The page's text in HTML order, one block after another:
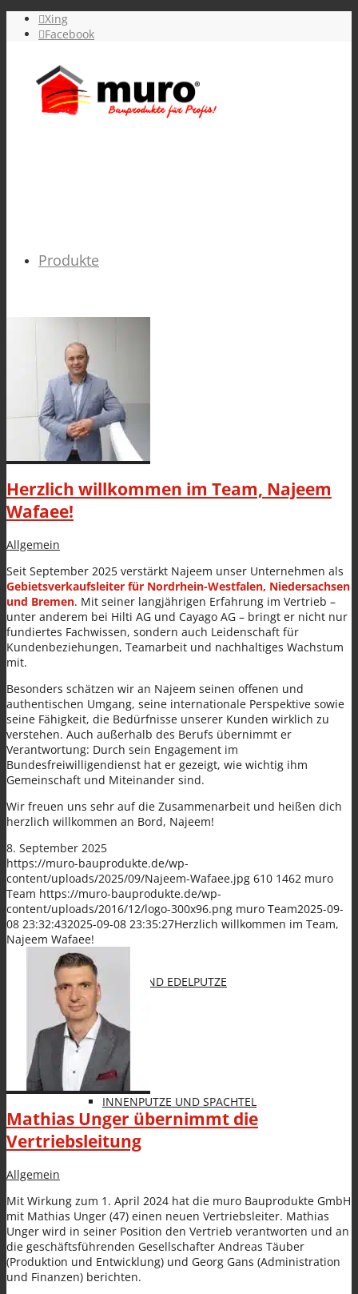
Xing
Facebook
Produkte
Produkte
Alle Produkte
GRUNDIERUNGEN verarbeitungsfertig &
Spezialanwendungen
KLEBE- UND ARMIERUNGSMÖRTEL (KAM)
OBER- UND EDELPUTZE
INNENPUTZE UND SPACHTEL
FARBEN
Herzlich willkommen im Team, Najeem
Wafaee!
Allgemein
Seit September 2025 verstärkt Najeem unser Unternehmen als
Gebietsverkaufsleiter für Nordrhein-Westfalen, Niedersachsen
und Bremen. Mit seiner langjährigen Erfahrung im Vertrieb –
unter anderem bei Hilti AG und Cayago AG – bringt er nicht nur
fundiertes Fachwissen, sondern auch Leidenschaft für
Kundenbeziehungen, Teamarbeit und nachhaltiges Wachstum
mit.
Besonders schätzen wir an Najeem seinen offenen und
authentischen Umgang, seine internationale Perspektive sowie
seine Fähigkeit, die Bedürfnisse unserer Kunden wirklich zu
verstehen. Auch außerhalb des Berufs übernimmt er
Verantwortung: Durch sein Engagement im
Bundesfreiwilligendienst hat er gezeigt, wie wichtig ihm
Gemeinschaft und Miteinander sind.
Wir freuen uns sehr auf die Zusammenarbeit und heißen dich
herzlich willkommen an Bord, Najeem!
8. September 2025
https://muro-bauprodukte.de/wp-
content/uploads/2025/09/Najeem-Wafaee.jpg 610 1462 muro
Team https://muro-bauprodukte.de/wp-
content/uploads/2016/12/logo-300x96.png muro Team2025-09-
08 23:32:432025-09-08 23:35:27Herzlich willkommen im Team,
Najeem Wafaee!
Mathias Unger übernimmt die
Vertriebsleitung
Allgemein
Mit Wirkung zum 1. April 2024 hat die muro Bauprodukte GmbH
mit Mathias Unger (47) einen neuen Vertriebsleiter. Mathias
Unger wird in seiner Position den Vertrieb verantworten und an
die geschäftsführenden Gesellschafter Andreas Täuber
(Produktion und Entwicklung) und Georg Gans (Administration
und Finanzen) berichten.